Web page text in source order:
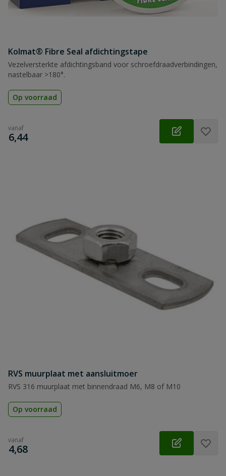
Kolmat® Fibre Seal afdichtingstape
Vezelversterkte afdichtingsband voor schroefdraadverbindingen,
nastelbaar >180°.
Op voorraad
vanaf
€
6,44
RVS muurplaat met aansluitmoer
RVS 316 muurplaat met binnendraad M6, M8 of M10
Op voorraad
vanaf
€
4,68